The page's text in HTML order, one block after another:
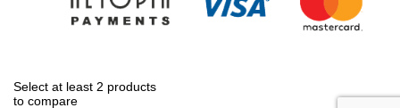
Select at least 2 products
to compare